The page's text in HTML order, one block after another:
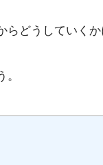
らどうしていく